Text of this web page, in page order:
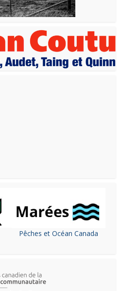
Pêches et Océan Canada